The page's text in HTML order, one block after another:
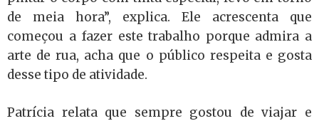
de meia hora”, explica. Ele acrescenta que
começou a fazer este trabalho porque admira a
arte de rua, acha que o público respeita e gosta
desse tipo de atividade.
Patrícia relata que sempre gostou de viajar e